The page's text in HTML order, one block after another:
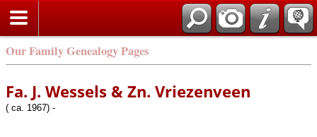
Our Family Genealogy Pages
Fa. J. Wessels & Zn. Vriezenveen
( ca. 1967) -